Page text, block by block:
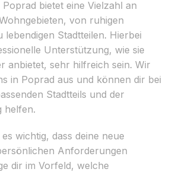
bietet eine Vielzahl an
von ruhigen
Stadtteilen. Hierbei
Unterstützung, wie sie
anbietet, sehr hilfreich sein. Wir
in Poprad aus und können dir bei
Stadtteils und der
helfen.
wichtig, dass deine neue
Anforderungen
dir im Vorfeld, welche